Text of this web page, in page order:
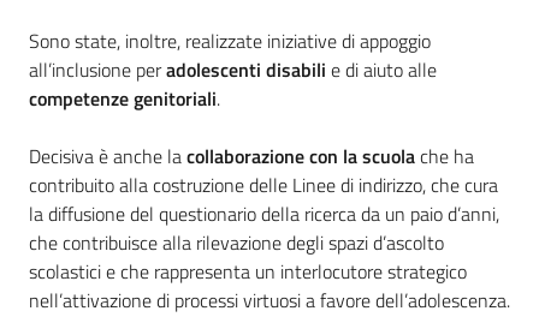
Sono state, inoltre, realizzate iniziative di appoggio
all’inclusione peradolescenti disabili e di aiuto alle
competenze genitoriali.
Decisiva è anche lacollaborazione con la scuolache ha
contribuito alla costruzione delle Linee di indirizzo, che cura
la diffusione del questionario della ricerca da un paio d’anni,
che contribuisce alla rilevazione degli spazi d’ascolto
scolastici e che rappresenta un interlocutore strategico
nell’attivazione di processi virtuosi a favore dell’adolescenza.